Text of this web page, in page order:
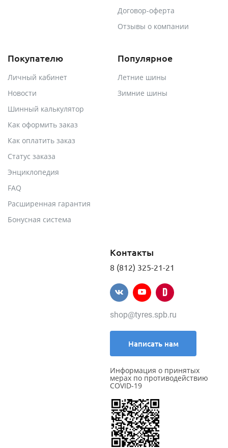
Договор-оферта
Отзывы о компании
Покупателю
Личный кабинет
Новости
Шинный калькулятор
Как оформить заказ
Как оплатить заказ
Статус заказа
Энциклопедия
FAQ
Расширенная гарантия
Бонусная система
Популярное
Летние шины
Зимние шины
Контакты
8 (812) 325-21-21
shop@tyres.spb.ru
Написать нам
Информация о принятых
мерах по противодействию
COVID-19